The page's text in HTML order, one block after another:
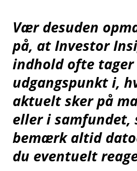
Vær desuden
på, at Investor
indhold ofte tager
udgangspunkt i,
aktuelt sker på
eller i samfundet,
bemærk altid
du eventuelt